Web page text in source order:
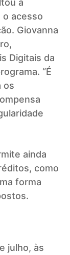
acesso
Giovanna
Digitais da
“É
os
ainda
como
forma
julho, às